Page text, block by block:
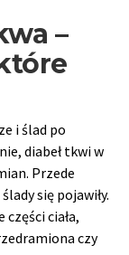
–
i ślad po
diabeł tkwi w
Przede
się pojawiły.
ciała,
czy